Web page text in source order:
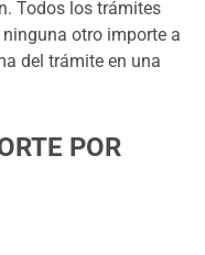
Todos los trámites
otro importe a
del trámite en una
POR